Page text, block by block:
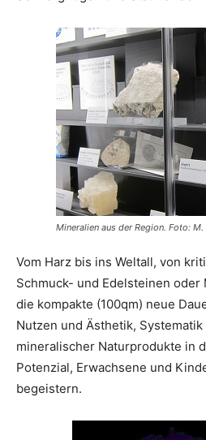
Mineralien aus der Region. Foto: M.
Vom Harz bis ins Weltall, von
Schmuck- und Edelsteinen oder
die kompakte (100qm) neue
Nutzen und Ästhetik,
mineralischer Naturprodukte in
Potenzial, Erwachsene und
begeistern.